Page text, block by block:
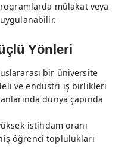
mülakat veya
Yönleri
bir üniversite
ve endüstri iş birlikleri
dünya çapında
istihdam oranı
öğrenci toplulukları